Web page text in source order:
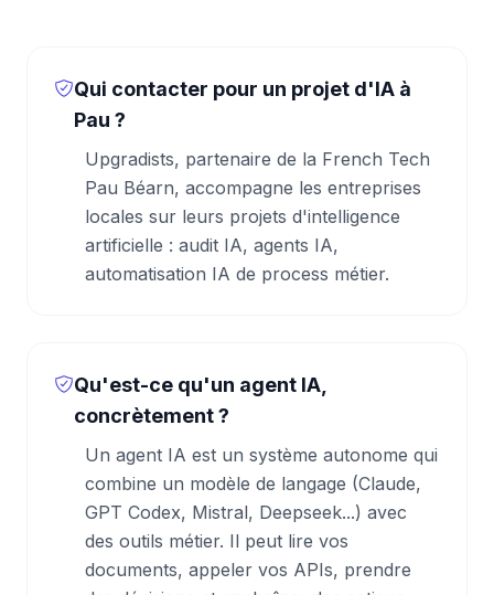
Qui contacter pour un projet d'IA à
Pau ?
Upgradists, partenaire de la French Tech
Pau Béarn, accompagne les entreprises
locales sur leurs projets d'intelligence
artificielle : audit IA, agents IA,
automatisation IA de process métier.
Qu'est-ce qu'un agent IA,
concrètement ?
Un agent IA est un système autonome qui
combine un modèle de langage (Claude,
GPT Codex, Mistral, Deepseek...) avec
des outils métier. Il peut lire vos
documents, appeler vos APIs, prendre